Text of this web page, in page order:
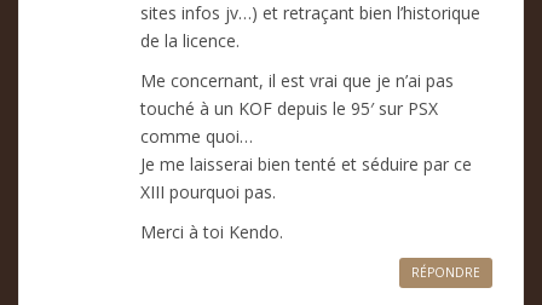
sites infos jv…) et retraçant bien l’historique
de la licence.
Me concernant, il est vrai que je n’ai pas
touché à un KOF depuis le 95′ sur PSX
comme quoi…
Je me laisserai bien tenté et séduire par ce
XIII pourquoi pas.
Merci à toi Kendo.
RÉPONDRE